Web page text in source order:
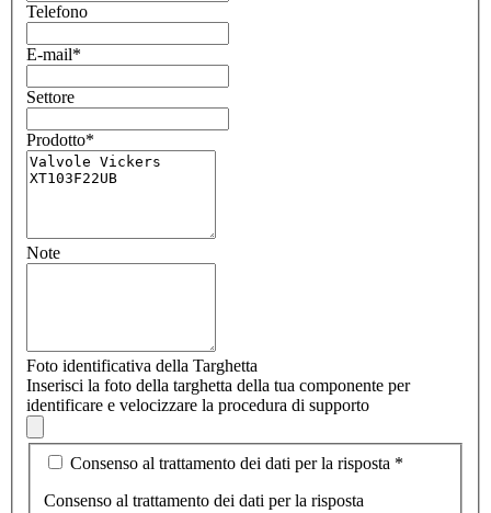
Telefono
E-mail*
Settore
Prodotto*
Note
Foto identificativa della Targhetta
Inserisci la foto della targhetta della tua componente per
identificare e velocizzare la procedura di supporto
Consenso al trattamento dei dati per la risposta *
Consenso al trattamento dei dati per la risposta